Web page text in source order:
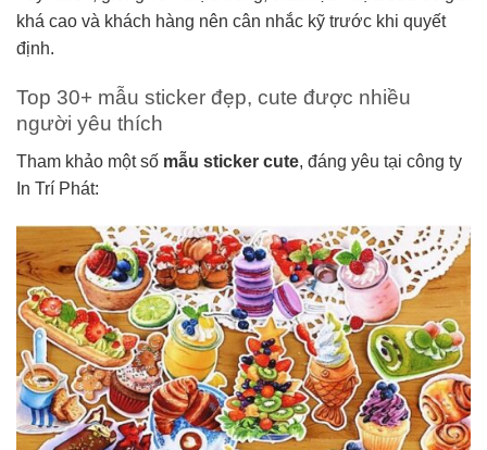
khá cao và khách hàng nên cân nhắc kỹ trước khi quyết
định.
Top 30+ mẫu sticker đẹp, cute được nhiều
người yêu thích
Tham khảo một số mẫu sticker cute, đáng yêu tại công ty
In Trí Phát: